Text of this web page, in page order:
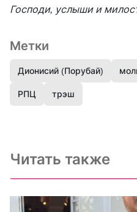
Господи, услыши и
Метки
Дионисий (Порубай)
РПЦ трэш
Читать также